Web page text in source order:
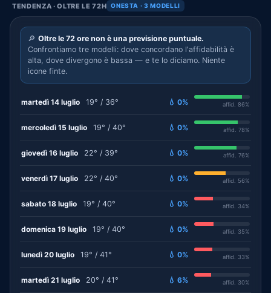
TENDENZA · OLTRE LE 72H ONESTA · 3 MODELLI
🔎 Oltre le 72 ore non è una previsione puntuale.
Confrontiamo tre modelli: dove concordano l'affidabilità è
alta, dove divergono è bassa — e te lo diciamo. Niente
icone finte.
martedì 14 luglio 19° / 36° 💧 0% affid. 86%
mercoledì 15 luglio 19° / 40° 💧 0% affid. 78%
giovedì 16 luglio 22° / 39° 💧 0% affid. 76%
venerdì 17 luglio 22° / 40° 💧 0% affid. 56%
sabato 18 luglio 19° / 40° 💧 0% affid. 34%
domenica 19 luglio 19° / 40° 💧 0% affid. 35%
lunedì 20 luglio 19° / 41° 💧 0% affid. 33%
martedì 21 luglio 20° / 41° 💧 6% affid. 30%